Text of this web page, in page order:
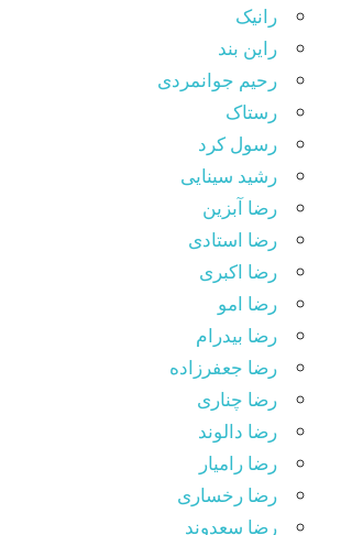
رانیک
راین بند
رحیم جوانمردی
رستاک
رسول کرد
رشید سینایی
رضا آبزین
رضا استادی
رضا اکبری
رضا امو
رضا بیدرام
رضا جعفرزاده
رضا چناری
رضا دالوند
رضا رامیار
رضا رخساری
رضا سعدوند